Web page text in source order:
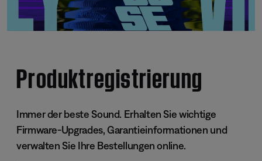
Produktregistrierung
Immer der beste Sound. Erhalten Sie wichtige
Firmware-Upgrades, Garantieinformationen und
verwalten Sie Ihre Bestellungen online.